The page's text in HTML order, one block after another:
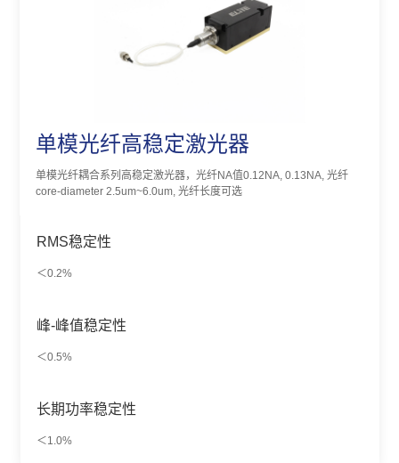
单模光纤高稳定激光器
单模光纤耦合系列高稳定激光器，光纤NA值0.12NA, 0.13NA, 光纤
core-diameter 2.5um~6.0um, 光纤长度可选
RMS稳定性
＜0.2%
峰-峰值稳定性
＜0.5%
长期功率稳定性
＜1.0%